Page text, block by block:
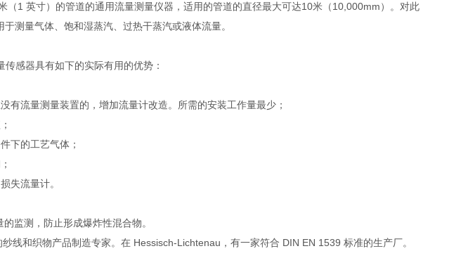
（1 英寸）的管道的通用流量测量仪器，适用的管道的直径最大可达10米（10,000mm）。对此
测量气体、饱和湿蒸汽、过热干蒸汽或液体流量。
传感器具有如下的实际有用的优势：
有流量测量装置的，增加流量计改造。所需的安装工作量最少；
下的工艺气体；
失流量计。
监测，防止形成爆炸性混合物。
线和织物产品制造专家。在 Hessisch-Lichtenau，有一家符合 DIN EN 1539 标准的生产厂。